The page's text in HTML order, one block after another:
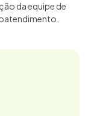
da equipe de